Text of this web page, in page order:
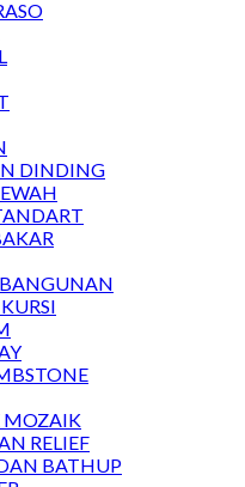
DINDING
MOZAIK
RELIEF
BATHUP